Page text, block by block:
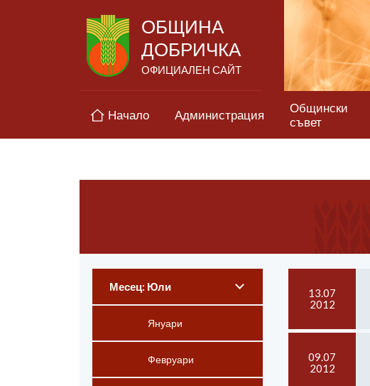
ОБЩИНА
ДОБРИЧКА
ОФИЦИАЛЕН САЙТ
Начало Администрация
Общински
съвет
Месец: Юли
Януари
Февруари
13.07
2012
09.07
2012